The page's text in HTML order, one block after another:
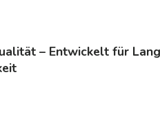
– Entwickelt für